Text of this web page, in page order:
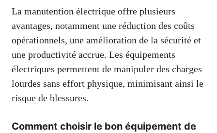
La manutention électrique offre plusieurs
avantages, notamment une réduction des coûts
opérationnels, une amélioration de la sécurité et
une productivité accrue. Les équipements
électriques permettent de manipuler des charges
lourdes sans effort physique, minimisant ainsi le
risque de blessures.
Comment choisir le bon équipement de